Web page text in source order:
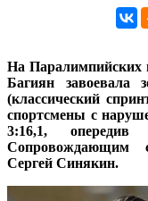
На Паралимпийских
Багиян
(классический
спортсмены с
3:16,1,
Сопровождающим
Сергей Синякин.